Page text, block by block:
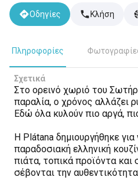
Οδηγίες Κλήση
Πληροφορίες
Σχετικά
Στο ορεινό χωριό του
παραλία, ο χρόνος αλλάζει
Εδώ όλα κυλούν πιο αργά,
Η Plátana δημιουργήθηκε
παραδοσιακή ελληνική
πιάτα, τοπικά προϊόντα και
σέβονται την